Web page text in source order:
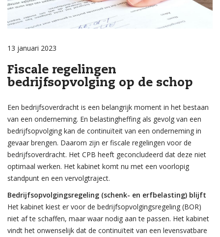
13 januari 2023
Fiscale regelingen
bedrijfsopvolging op de schop
Een bedrijfsoverdracht is een belangrijk moment in het bestaan
van een onderneming. En belastingheffing als gevolg van een
bedrijfsopvolging kan de continuïteit van een onderneming in
gevaar brengen. Daarom zijn er fiscale regelingen voor de
bedrijfsoverdracht. Het CPB heeft geconcludeerd dat deze niet
optimaal werken. Het kabinet komt nu met een voorlopig
standpunt en een vervolgtraject.
Bedrijfsopvolgingsregeling (schenk- en erfbelasting) blijft
Het kabinet kiest er voor de bedrijfsopvolgingsregeling (BOR)
niet af te schaffen, maar waar nodig aan te passen. Het kabinet
vindt het onwenselijk dat de continuïteit van een levensvatbare